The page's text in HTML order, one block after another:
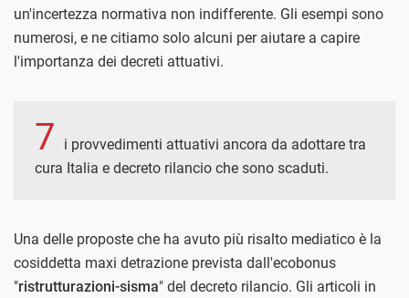
un'incertezza normativa non indifferente. Gli esempi sono
numerosi, e ne citiamo solo alcuni per aiutare a capire
l'importanza dei decreti attuativi.
7
i provvedimenti attuativi ancora da adottare tra
cura Italia e decreto rilancio che sono scaduti.
Una delle proposte che ha avuto più risalto mediatico è la
cosiddetta maxi detrazione prevista dall'ecobonus
"ristrutturazioni-sisma" del decreto rilancio. Gli articoli in